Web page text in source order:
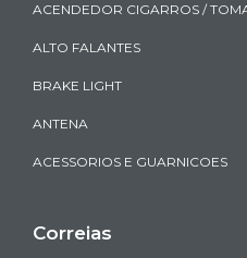
ACENDEDOR CIGARROS /
ALTO FALANTES
BRAKE LIGHT
ANTENA
ACESSORIOS E GUARNICOES
Correias